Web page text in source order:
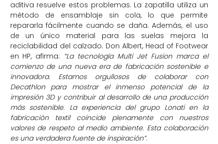
aditiva resuelve estos problemas. La zapatilla utiliza un
método de ensamblaje sin cola, lo que permite
repararla fácilmente cuando se daña. Además, el uso
de un único material para las suelas mejora la
reciclabilidad del calzado. Don Albert, Head of Footwear
en HP, afirma: “La tecnología Multi Jet Fusion marca el
comienzo de una nueva era de fabricación sostenible e
innovadora. Estamos orgullosos de colaborar con
Decathlon para mostrar el inmenso potencial de la
impresión 3D y contribuir al desarrollo de una producción
más sostenible. La experiencia del grupo Lonati en la
fabricación textil coincide plenamente con nuestros
valores de respeto al medio ambiente. Esta colaboración
es una verdadera fuente de inspiración”.